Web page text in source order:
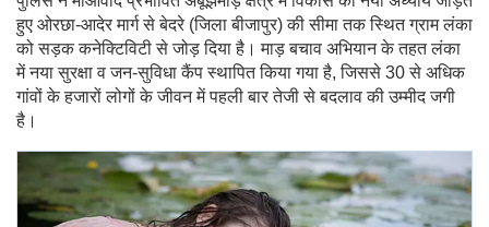
हुए ओरछा-आदेर मार्ग से बेदरे (जिला बीजापुर) की सीमा तक स्थित ग्राम लंका
को सड़क कनेक्टिविटी से जोड़ दिया है। माड़ बचाव अभियान के तहत लंका
में नया सुरक्षा व जन-सुविधा कैंप स्थापित किया गया है, जिससे 30 से अधिक
गांवों के हजारों लोगों के जीवन में पहली बार तेजी से बदलाव की उम्मीद जगी
है।